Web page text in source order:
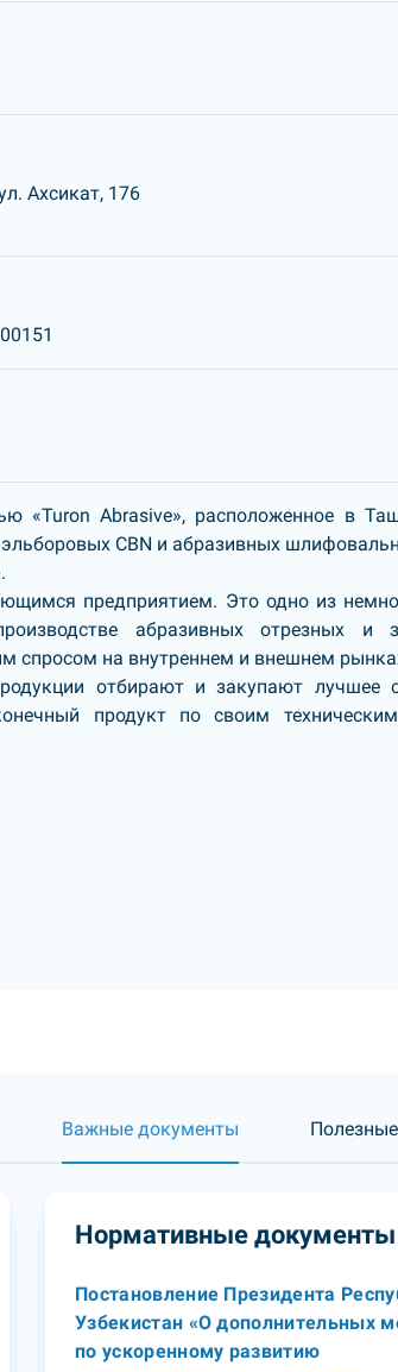
Ахсикат, 176
«Turon Abrasive», расположенное в
CBN и абразивных
предприятием. Это одно из
абразивных отрезных и
спросом на внутреннем и внешнем
отбирают и закупают лучшее
продукт по своим техническим
Важные документы
Нормативные документы
Постановление Президента
Узбекистан «О дополнительных
по ускоренному развитию